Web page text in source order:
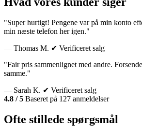
"Super hurtigt! Pengene var på min konto
min næste telefon her igen."
— Thomas M. ✔ Verificeret salg
"Fair pris sammenlignet med andre.
samme."
— Sarah K. ✔ Verificeret salg
4.8 / 5 Baseret på 127 anmeldelser
Ofte stillede spørgsmål